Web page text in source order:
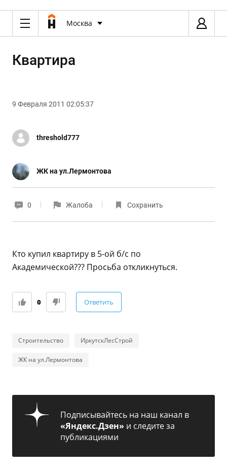
Москва
Квартира
9 Февраля 2011 02:05:37
threshold777
ЖК на ул.Лермонтова
0 Жалоба Сохранить
Кто купил квартиру в 5-ой б/с по
Академической??? Просьба откликнуться.
0 Ответить
Строительство ИркутскЛесСтрой
ЖК на ул.Лермонтова
Подписывайтесь на наш канал в
«Яндекс.Дзен» и следите за
публикациями